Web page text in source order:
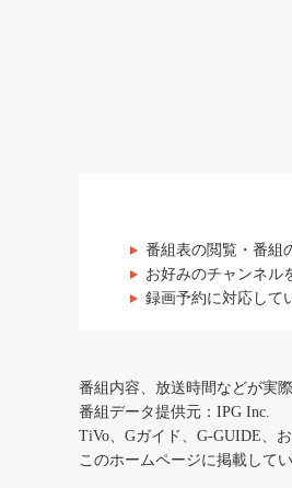
番組表の閲覧・番組
お好みのチャンネル
録画予約に対応して
番組内容、放送時間などが実
番組データ提供元：IPG Inc.
TiVo、Gガイド、G-GUIDE、
このホームページに掲載して